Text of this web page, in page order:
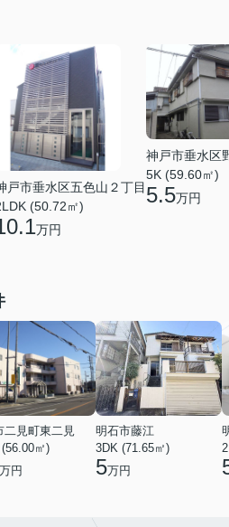
戸市垂水区五色山２丁目
(50.72㎡)
万円
神戸市垂水区
5K (59.60㎡)
5.5万円
二見町東二見
㎡)
万円
明石市藤江
3DK (71.65㎡)
5万円